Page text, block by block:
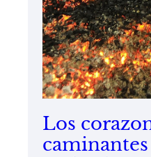
Los
caminantes